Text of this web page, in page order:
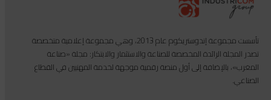
تأسست مجموعة إندوستريكوم عام 2013، وهي مجموعة إعلامية متخصصة
تصدر المجلة الرائدة المخصصة للصناعة والاستثمار والابتكار: مجلة «صناعة
المغرب»، بالإضافة إلى أول منصة رقمية موجهة لخدمة المهنيين في القطاع
الصناعي.